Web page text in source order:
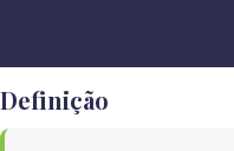
Definição